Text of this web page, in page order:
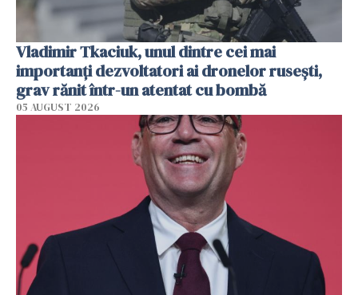
Vladimir Tkaciuk, unul dintre cei mai
importanți dezvoltatori ai dronelor rusești,
grav rănit într-un atentat cu bombă
05 AUGUST 2026